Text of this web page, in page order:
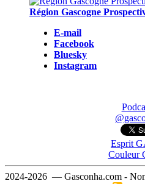
Région Gascogne
E-mail
Facebook
Bluesky
Instagram
Esprit
Couleur
2024-2026 — Gasconha.com -